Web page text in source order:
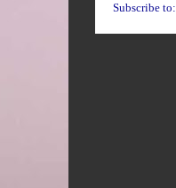
Subscribe to: